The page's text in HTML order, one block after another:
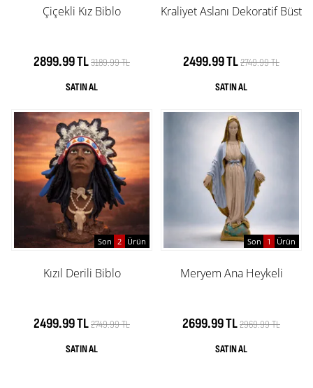
Çiçekli Kız Biblo
2899.99 TL3189.99 TL
Kraliyet Aslanı Dekoratif Büst
2499.99 TL2749.99 TL
Son 2 Ürün
Kızıl Derili Biblo
2499.99 TL2749.99 TL
Son 1 Ürün
Meryem Ana Heykeli
2699.99 TL2969.99 TL